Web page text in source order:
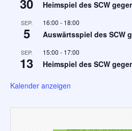
30 Heimspiel des SCW
SEP.
5
16:00 - 18:00
Auswärtsspiel des SCW
SEP.
13
15:00 - 17:00
Heimspiel des SCW
Kalender anzeigen